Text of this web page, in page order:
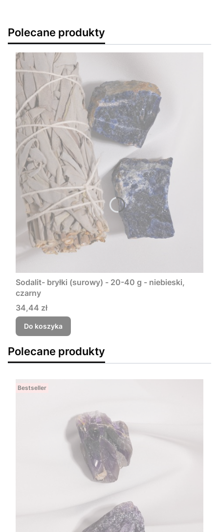
Polecane produkty
Sodalit- bryłki (surowy) - 20-40 g - niebieski,
czarny
Cena
34,44 zł
Do koszyka
Polecane produkty
Bestseller